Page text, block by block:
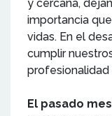
y cercana,
importancia
vidas. En el
cumplir
profesionalidad
El pasado